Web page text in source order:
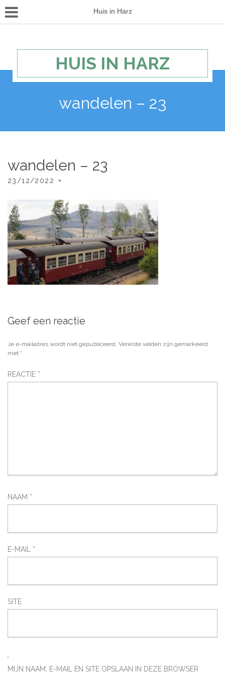
Huis in Harz
HUIS IN HARZ
wandelen – 23
wandelen – 23
23/12/2022
Geef een reactie
Je e-mailadres wordt niet gepubliceerd. Vereiste velden zijn gemarkeerd
met *
REACTIE *
NAAM *
E-MAIL *
SITE
MIJN NAAM, E-MAIL EN SITE OPSLAAN IN DEZE BROWSER